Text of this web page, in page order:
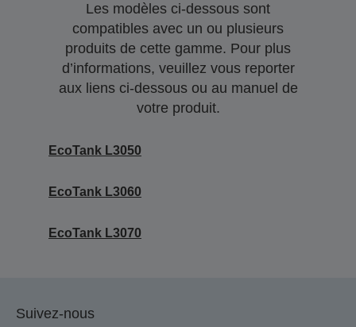
Les modèles ci-dessous sont
compatibles avec un ou plusieurs
produits de cette gamme. Pour plus
d’informations, veuillez vous reporter
aux liens ci-dessous ou au manuel de
votre produit.
EcoTank L3050
EcoTank L3060
EcoTank L3070
Suivez-nous